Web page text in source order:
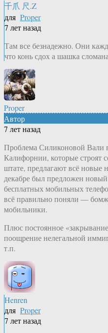
千爪 尺.Z
для Proper
7 лет назад
Там все безнадежно. Они
что конь сдох а шашка
Proper
Автор
7 лет назад
Проблема Силиконовой Вали
Калифорнии, которые строят
штате, предлагают всё новые
декабре был предложен
бесплатных мобильных
всё правильно поняли —
мобильники.
Плюс постоянное
поощрение нелегальной
т.п.
Henren
для Proper
7 лет назад